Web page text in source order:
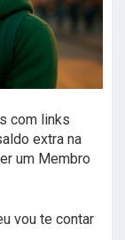
com links
extra na
um Membro
vou te contar